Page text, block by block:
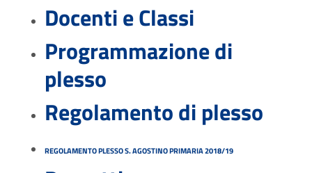
Docenti e Classi
Programmazione di
plesso
Regolamento di plesso
REGOLAMENTO PLESSO S. AGOSTINO PRIMARIA 2018/19